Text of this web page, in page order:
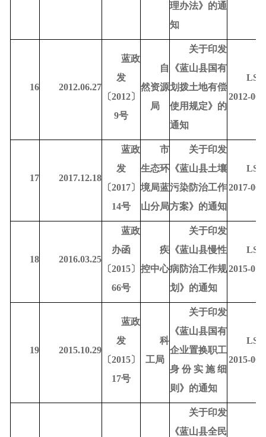
理办法》的通
知
16 2012.06.27
蓝政
发
〔2012〕
9号
自
然资源
局
关于印发
《蓝山县国有
划拨土地有偿
使用规定》的
通知
2012-
17 2017.12.18
蓝政
发
〔2017〕
14号
市
生态环
境局蓝
山分局
关于印发
《蓝山县土壤
污染防治工作
方案》的通知
2017-
18 2016.03.25
蓝政
办函
〔2015〕
66号
疾
控中心
关于印发
《蓝山县慢性
病防治工作规
划》的通知
2015-
19 2015.10.29
蓝政
发
〔2015〕
17号
科
工局
关于印发
《蓝山县国有
企业置换职工
身份实施细
则》的通知
2015-
关于印发
《蓝山县全民